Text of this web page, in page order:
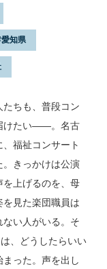
愛知県
ちも、普段コン
けたい——。名古
福祉コンサート
。きっかけは公演
上げるのを、母
見た楽団職員は
い人がいる。そ
、どうしたらいい
った。声を出し